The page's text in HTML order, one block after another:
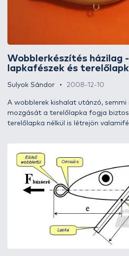
Wobblerkészítés házilag
lapkafészek és
Sulyok Sándor 2008-12-10
A wobblerek kishalat utánzó, semmi
mozgását a terelőlapka fogja
terelőlapka nélkül is létrejön
nevében is benne van, terel,
ellenhatásaként propeller módjára
wobblertestet. A lapka tehát a
kelléke, de ahogy majd a
elsősorban ez határozza meg a
ahogy az MP3 lejátszóba rakott
zeneszám minősége, de maga a